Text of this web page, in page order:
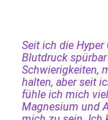
Seit ich die
Blutdruck
Schwierigkeiten,
halten, aber seit
fühle ich mich
Magnesium und